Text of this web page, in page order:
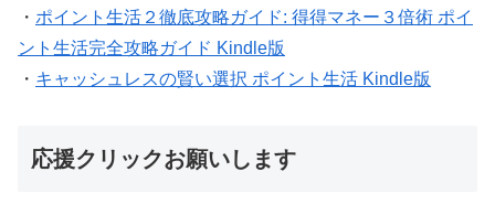
・ ポイント生活２徹底攻略ガイド: 得得マネー３倍術 ポイ
ント生活完全攻略ガイド Kindle版
・ キャッシュレスの賢い選択 ポイント生活 Kindle版
応援クリックお願いします